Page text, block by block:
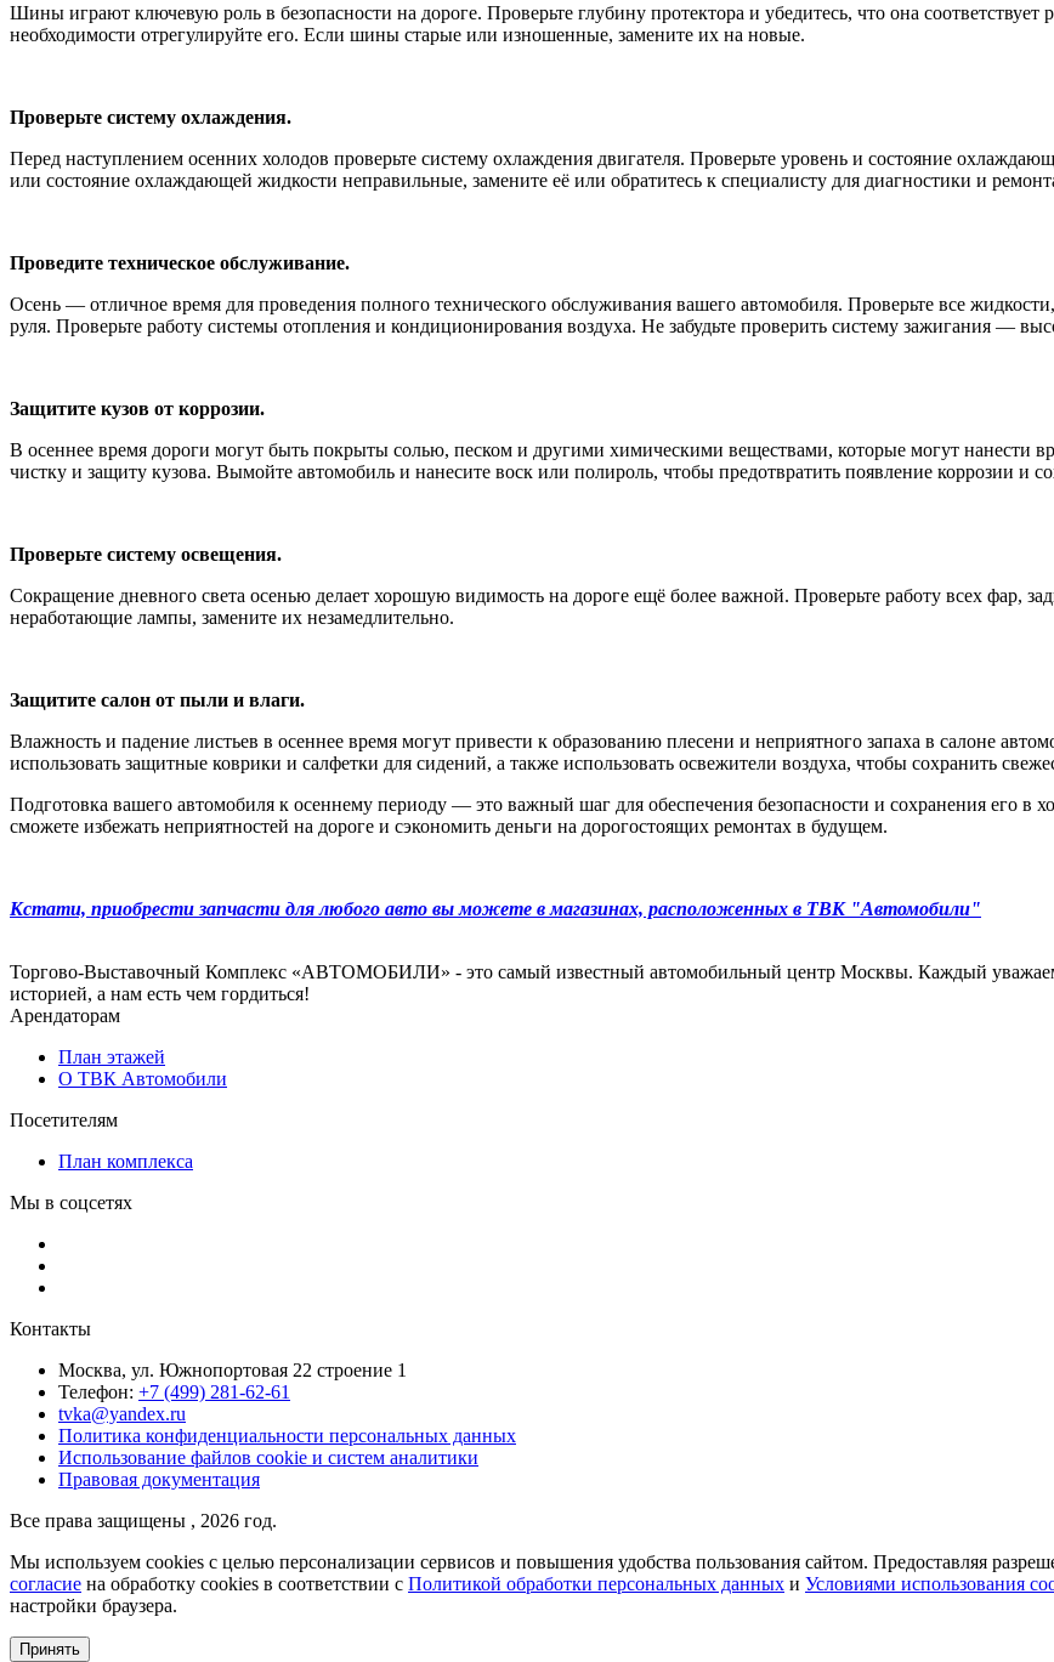
Шины играют ключевую роль в безопасности на дороге. Проверьте глубину протектора и убедитесь, что она
необходимости отрегулируйте его. Если шины старые или изношенные, замените их на новые.
Проверьте систему охлаждения.
Перед наступлением осенних холодов проверьте систему охлаждения двигателя. Проверьте уровень и состояние
или состояние охлаждающей жидкости неправильные, замените её или обратитесь к специалисту для диагностики и
Проведите техническое обслуживание.
Осень — отличное время для проведения полного технического обслуживания вашего автомобиля. Проверьте все
руля. Проверьте работу системы отопления и кондиционирования воздуха. Не забудьте проверить систему зажигания —
Защитите кузов от коррозии.
В осеннее время дороги могут быть покрыты солью, песком и другими химическими веществами, которые могут нанести
чистку и защиту кузова. Вымойте автомобиль и нанесите воск или полироль, чтобы предотвратить появление коррозии и
Проверьте систему освещения.
Сокращение дневного света осенью делает хорошую видимость на дороге ещё более важной. Проверьте работу всех фар,
неработающие лампы, замените их незамедлительно.
Защитите салон от пыли и влаги.
Влажность и падение листьев в осеннее время могут привести к образованию плесени и неприятного запаха в салоне
использовать защитные коврики и салфетки для сидений, а также использовать освежители воздуха, чтобы сохранить
Подготовка вашего автомобиля к осеннему периоду — это важный шаг для обеспечения безопасности и сохранения его
сможете избежать неприятностей на дороге и сэкономить деньги на дорогостоящих ремонтах в будущем.
Кстати, приобрести запчасти для любого авто вы можете в магазинах, расположенных в ТВК "Автомобили"
Торгово-Выставочный Комплекс «АВТОМОБИЛИ» - это самый известный автомобильный центр Москвы. Каждый
историей, а нам есть чем гордиться!
Арендаторам
План этажей
О ТВК Автомобили
Посетителям
План комплекса
Мы в соцсетях
Контакты
Москва, ул. Южнопортовая 22 строение 1
Телефон: +7 (499) 281-62-61
tvka@yandex.ru
Политика конфиденциальности персональных данных
Использование файлов cookie и систем аналитики
Правовая документация
Все права защищены , 2026 год.
Мы используем cookies с целью персонализации сервисов и повышения удобства пользования сайтом. Предоставляя
согласие на обработку cookies в соответствии с Политикой обработки персональных данных и Условиями использования
настройки браузера.
Принять